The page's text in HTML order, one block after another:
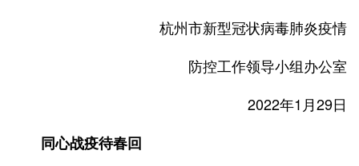
杭州市新型冠状病毒肺炎疫情
防控工作领导小组办公室
2022年1月29日
同心战疫待春回